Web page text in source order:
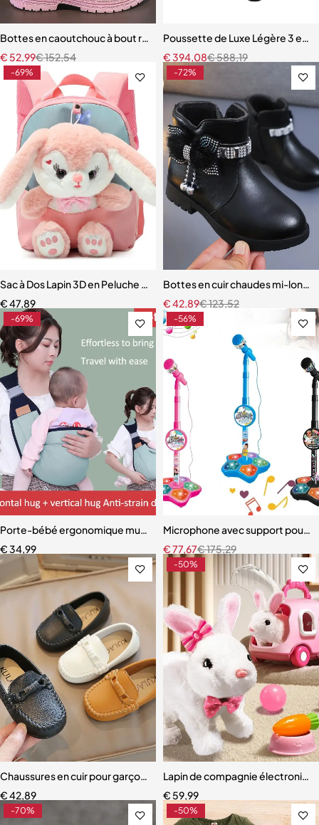
Bottes en caoutchouc à bout rond pour filles
€152,54
€ 52,99
Poussette de Luxe Légère 3 en 1
€588,19
€394,08
-69%
Sac à Dos Lapin 3D en Peluche pour Garçon et Fille
€47,89
-72%
Bottes en cuir chaudes mi-
€123,52
€42,89
-69%
Porte-bébé ergonomique multifonctionnel quatre saisons
€34,99
-56%
Microphone avec support pour
€175,29
€77,67
Chaussures en cuir pour garçons, mocassins souples à enfiler
€42,89
-50%
Lapin de compagnie
€ 59,99
-70% -50%